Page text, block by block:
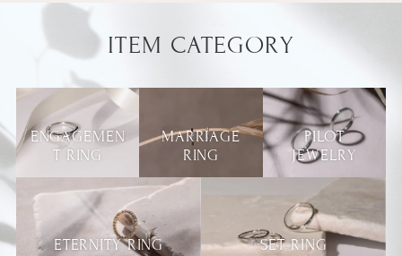
ITEM CATEGORY
ENGAGEMEN
T RING
MARRIAGE
RING
PILOT
JEWELRY
ETERNITY RING SET RING